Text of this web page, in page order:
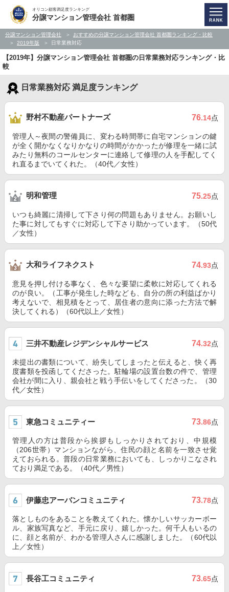
オリコン顧客満足度ランキング
分譲マンション管理会社 首都圏
分譲マンション管理会社
おすすめの分譲マンション管理会社 首都圏ランキング・比較
2019年版
日常業務対応
【2019年】分譲マンション管理会社 首都圏の日常業務対応ランキング・比
較
日常業務対応 満足度ランキング
野村不動産パートナーズ 76.14点
管理人～夜間の警備員に、変わる時間帯に自宅マンションの鍵
が全く開かなくなりかなりの時間がかかったが修理を一緒に試
みたり無料のコールセンターに連絡して修理の人を手配してく
れ直るまでいてくれた。（40代／女性）
明和管理 75.25点
いつも綺麗に清掃して下さり何の問題もありません。お願いし
た事に対してもすぐに対応して下さり助かっています。（50代
／女性）
大和ライフネクスト 74.93点
意見を押し付ける事なく、色々な要望に柔軟に対応してくれる
のが良い。（工事が発生した時なども、自分の所の利益ばかり
考えないで、相見積をとって、居住者の意向に添った方法で解
決してくれる）（60代以上／女性）
三井不動産レジデンシャルサービス 74.32点
未提出の書類について、紛失してしまったと伝えると、快く再
度書類を投函してくださった。駐輪場の設置台数の件で、管理
会社が間に入り、親会社と戦う手伝いをしてくださった。（30
代／女性）
東急コミュニティー 73.86点
管理人の方は普段から挨拶もしっかりされており、中規模
（206世帯）マンションながら、住民の顔と名前を一致させ覚
えておられる。普段の日常業務においても、しっかりこなされ
ており満足である。（40代／男性）
伊藤忠アーバンコミュニティ 73.78点
落としものをあることを教えてくれた。懐かしいサッカーボー
ル、家族写真など、手元に戻り、嬉しかった。何千人もいるの
に、顔と名前が、わかる管理人さんに感謝しました。（60代以
上／女性）
長谷工コミュニティ 73.65点